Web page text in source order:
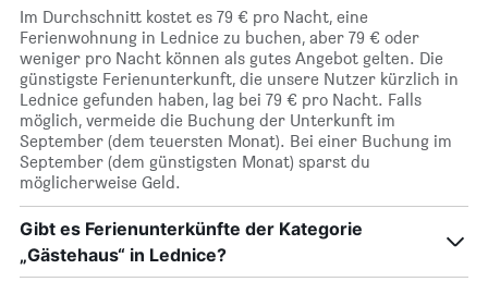
Im Durchschnitt kostet es 79 € pro Nacht, eine
Ferienwohnung in Lednice zu buchen, aber 79 € oder
weniger pro Nacht können als gutes Angebot gelten. Die
günstigste Ferienunterkunft, die unsere Nutzer kürzlich in
Lednice gefunden haben, lag bei 79 € pro Nacht. Falls
möglich, vermeide die Buchung der Unterkunft im
September (dem teuersten Monat). Bei einer Buchung im
September (dem günstigsten Monat) sparst du
möglicherweise Geld.
Gibt es Ferienunterkünfte der Kategorie
„Gästehaus“ in Lednice?